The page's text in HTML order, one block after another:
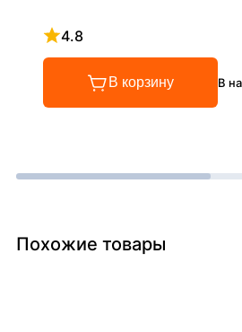
4.8
Рейтинг 4.8 из 5
В корзину В
Похожие товары